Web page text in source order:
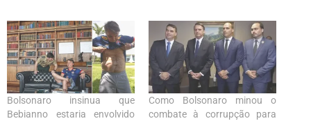
Bolsonaro insinua que
Bebianno estaria envolvido
Como Bolsonaro minou o
combate à corrupção para